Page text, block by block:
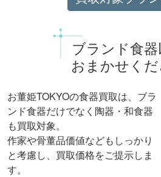
ブランド食器
おまかせくだ
お董姫TOKYOの食器買取は、 ブラ
ンド食器だけでなく陶器・和食器
も買取対象。
作家や骨董品価値などもしっかり
と考慮し、買取価格をご提示しま
す。